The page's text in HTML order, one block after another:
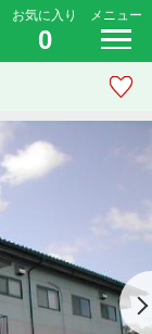
お気に入り
0
メニュー